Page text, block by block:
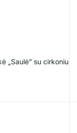
„Saulė” su cirkoniu